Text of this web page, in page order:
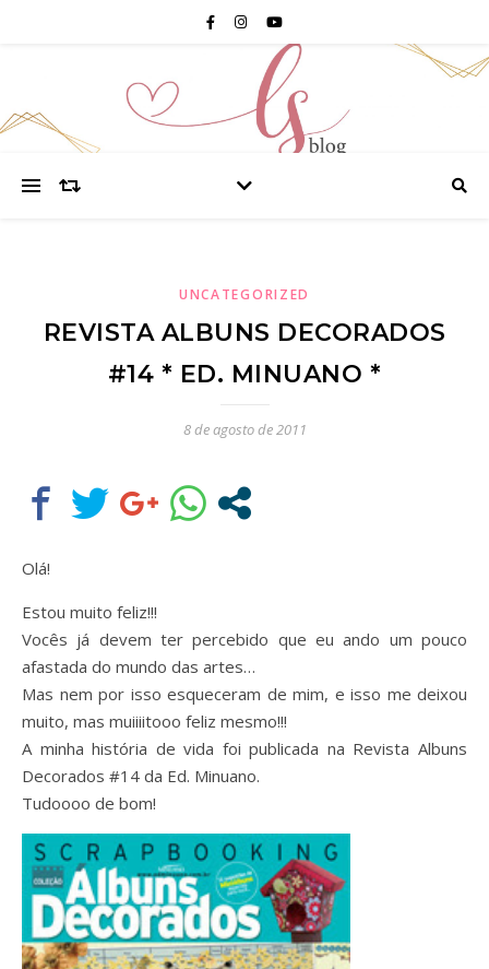
UNCATEGORIZED
REVISTA ALBUNS DECORADOS
#14 * ED. MINUANO *
8 de agosto de 2011
Olá!
Estou muito feliz!!!
Vocês já devem ter percebido que eu ando um pouco
afastada do mundo das artes…
Mas nem por isso esqueceram de mim, e isso me deixou
muito, mas muiiiitooo feliz mesmo!!!
A minha história de vida foi publicada na Revista Albuns
Decorados #14 da Ed. Minuano.
Tudoooo de bom!
Assine nossa newsletter